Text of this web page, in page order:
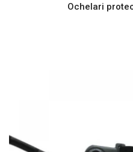
Ochelari